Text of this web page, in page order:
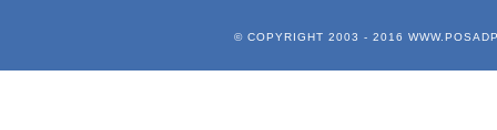
© COPYRIGHT 2003 - 2016